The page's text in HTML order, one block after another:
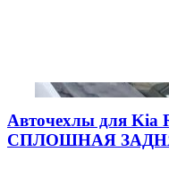
Авточехлы для Kia
СПЛОШНАЯ